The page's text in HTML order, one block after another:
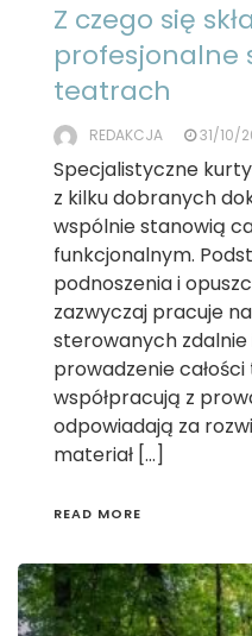
Z czego się
profesjonalne
teatrach
REDAKCJA 31/10/
Specjalistyczne
z kilku dobranych
wspólnie stanowią
funkcjonalnym.
podnoszenia i
zazwyczaj pracuje
sterowanych zdalnie
prowadzenie
współpracują z
odpowiadają za
materiał […]
READ MORE